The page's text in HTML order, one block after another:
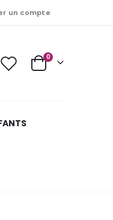
un compte
Cart
0Articles